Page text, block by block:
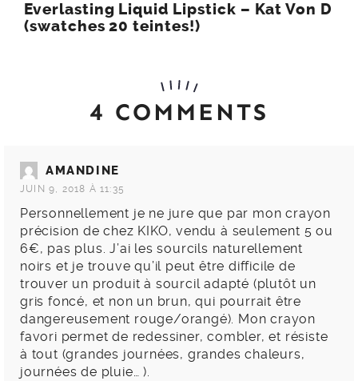
Everlasting Liquid Lipstick – Kat Von D
(swatches 20 teintes!)
4 COMMENTS
AMANDINE
JUIN 9, 2018 À 11:35
Personnellement je ne jure que par mon crayon
précision de chez KIKO, vendu à seulement 5 ou
6€, pas plus. J’ai les sourcils naturellement
noirs et je trouve qu’il peut être difficile de
trouver un produit à sourcil adapté (plutôt un
gris foncé, et non un brun, qui pourrait être
dangereusement rouge/orangé). Mon crayon
favori permet de redessiner, combler, et résiste
à tout (grandes journées, grandes chaleurs,
journées de pluie… ).